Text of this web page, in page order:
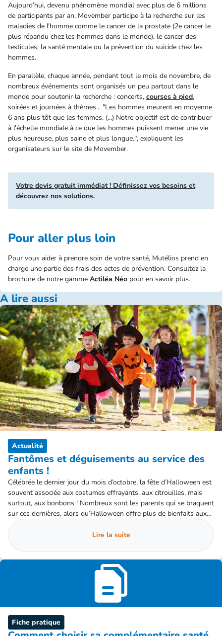
Aujourd’hui, devenu phénomène mondial avec plus de 6 millions
de participants par an, Movember participe à la recherche sur les
maladies de l'homme comme le cancer de la prostate (2e cancer le
plus répandu chez les hommes dans le monde), le cancer des
testicules, la santé mentale ou la prévention du suicide chez les
hommes.
En parallèle, chaque année, pendant tout le mois de novembre, de
nombreux événements sont organisés un peu partout dans le
monde pour soutenir la recherche : concerts, courses à pied,
soirées et journées à thèmes... "Les hommes meurent en moyenne
6 ans plus tôt que les femmes. (...) Notre objectif est de contribuer
à l'échelle mondiale à ce que les hommes puissent mener une vie
plus heureuse, plus saine et plus longue.", expliquent les
organisateurs sur le site de Movember.
Votre devis gratuit immédiat ! Définissez vos besoins et
découvrez nos solutions.
Pour aller plus loin
Pour vous aider à prendre soin de votre santé, Mutélios prend en
charge une partie des frais des actes de prévention. Consultez la
brochure de notre gamme Actiléa Néo pour en savoir plus.
A lire aussi
Actualité
Fantômes et déguisements au service des
enfants !
Célébrée le dernier jour du mois d’octobre, la fête d’Halloween est
souvent associée aux costumes effrayants, aux citrouilles, mais
surtout, aux bonbons ! Nombreux sont les parents qui se braquent
sur ces dernières, alors qu’Halloween offre plus de bienfaits aux
enfants qu’on ne le soupçonne.
Lire la suite
Fiche pratique